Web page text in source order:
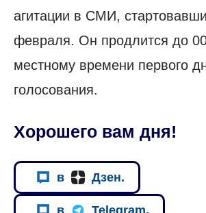
агитации в СМИ,
февраля. Он продлится до
местному времени первого
голосования.
Хорошего вам дня!
в Дзен.
в Telegram.